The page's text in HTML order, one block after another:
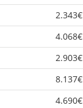
2.343€
4.068€
2.903€
8.137€
4.690€